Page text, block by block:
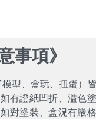
事項》
型、盒玩、扭蛋）
有證紙凹折、溢色
對塗裝、盒況有嚴